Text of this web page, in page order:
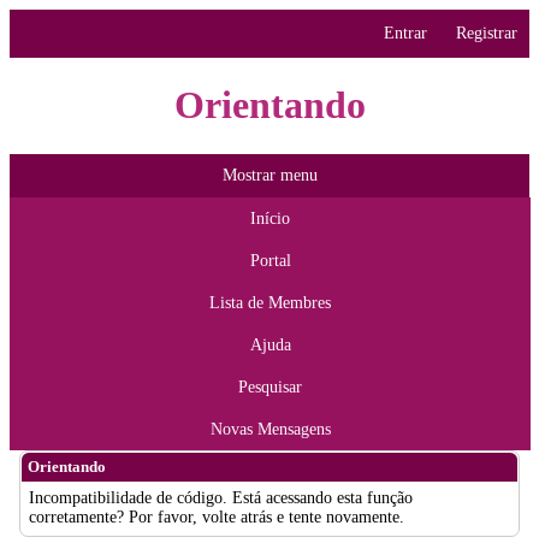
Entrar Registrar
Orientando
Mostrar menu
Início
Portal
Lista de Membres
Ajuda
Pesquisar
Novas Mensagens
Orientando
Incompatibilidade de código. Está acessando esta função
corretamente? Por favor, volte atrás e tente novamente.